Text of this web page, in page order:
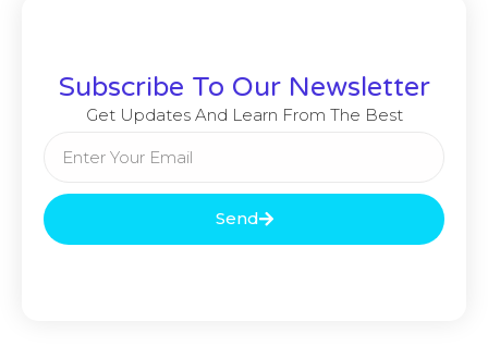
Subscribe To Our Newsletter
Get Updates And Learn From The Best
Send